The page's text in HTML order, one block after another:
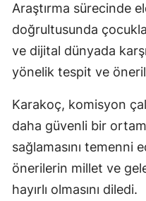
Araştırma sürecinde
doğrultusunda
ve dijital dünyada
yönelik tespit ve
Karakoç, komisyon
daha güvenli bir
sağlamasını temenni
önerilerin millet ve
hayırlı olmasını diledi.